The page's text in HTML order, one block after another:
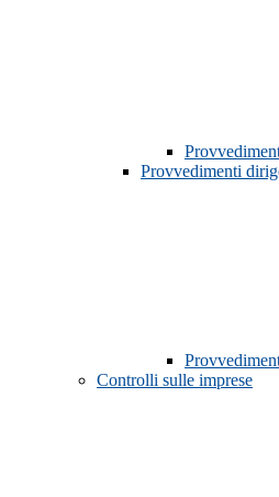
Provvedimenti
Controlli sulle imprese